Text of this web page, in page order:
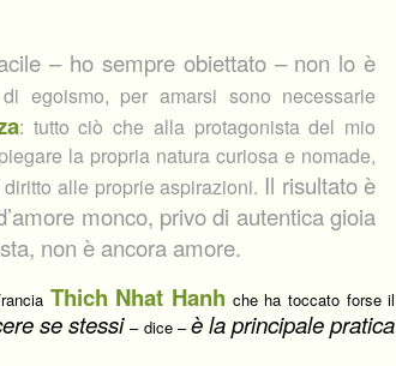
– ho sempre obiettato – non lo è
egoismo, per amarsi sono necessarie
: tutto ciò che alla protagonista del mio
la propria natura curiosa e nomade,
alle proprie aspirazioni. Il risultato è
monco, privo di autentica gioia
non è ancora amore.
Thich Nhat Hanh che ha toccato forse il
se stessi – dice –è la principale pratica